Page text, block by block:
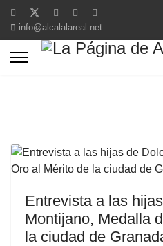
info@alcalalareal.net
Entrevista a las
Montijano, Medalla
la ciudad de